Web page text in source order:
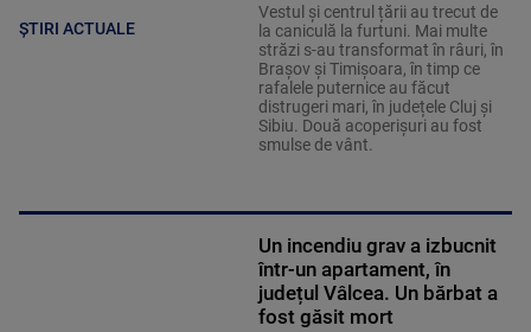
ȘTIRI ACTUALE
Vestul și centrul țării au trecut de
la caniculă la furtuni. Mai multe
străzi s-au transformat în râuri, în
Brașov și Timișoara, în timp ce
rafalele puternice au făcut
distrugeri mari, în județele Cluj și
Sibiu. Două acoperișuri au fost
smulse de vânt.
Un incendiu grav a izbucnit
într-un apartament, în
județul Vâlcea. Un bărbat a
fost găsit mort